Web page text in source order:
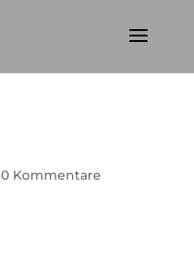
0 Kommentare